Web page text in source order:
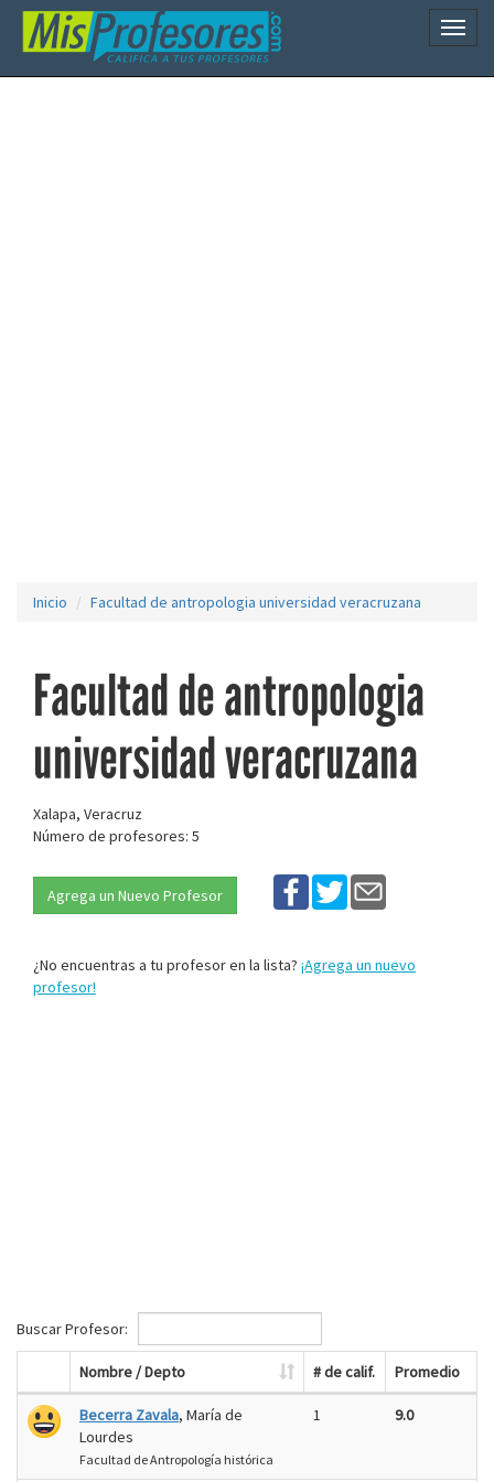
Inicio Facultad de antropologia universidad veracruzana
Facultad de antropologia
universidad veracruzana
Xalapa, Veracruz
Número de profesores: 5
Agrega un Nuevo Profesor
¿No encuentras a tu profesor en la lista? ¡Agrega un nuevo
profesor!
Buscar Profesor:
Nombre / Depto # de calif. Promedio
Becerra Zavala, María de
Lourdes
Facultad de Antropología histórica
1 9.0